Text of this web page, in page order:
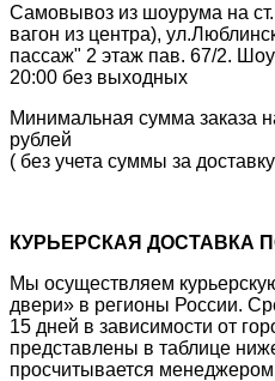
Самовывоз из шоурума на
вагон из центра),
пассаж" 2 этаж пав. 67/2.
20:00 без выходных
Минимальная сумма заказа
рублей
( без учета суммы за
КУРЬЕРСКАЯ ДОСТАВКА
Мы осуществляем
двери» в регионы России.
15 дней в зависимости от
представлены в таблице
просчитывается